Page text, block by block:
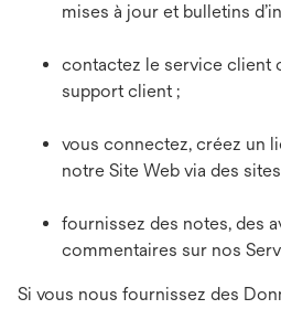
mises à jour et bulletins
contactez le service client
support client ;
vous connectez, créez un
notre Site Web via des
fournissez des notes, des
commentaires sur nos
Si vous nous fournissez des